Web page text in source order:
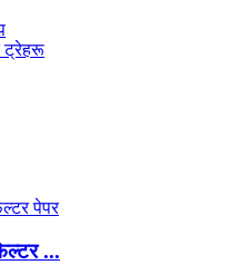
ट्रेहरू
...